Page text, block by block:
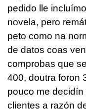
pedido lle
novela, pero
peto como na
de datos coas
comprobas que
400, doutra foron
pouco me
clientes a razón